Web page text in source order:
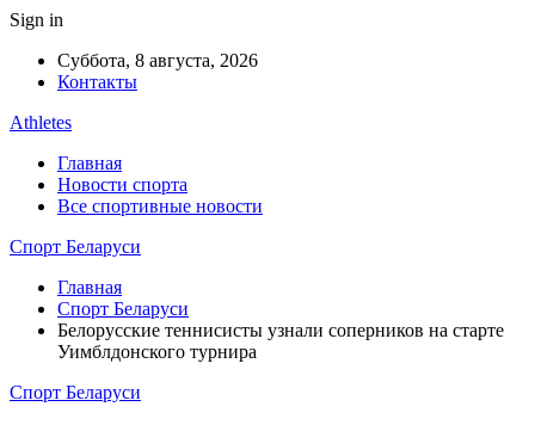
Sign in
Суббота, 8 августа, 2026
Контакты
Athletes
Главная
Новости спорта
Все спортивные новости
Спорт Беларуси
Главная
Спорт Беларуси
Белорусские теннисисты узнали соперников на старте
Уимблдонского турнира
Спорт Беларуси